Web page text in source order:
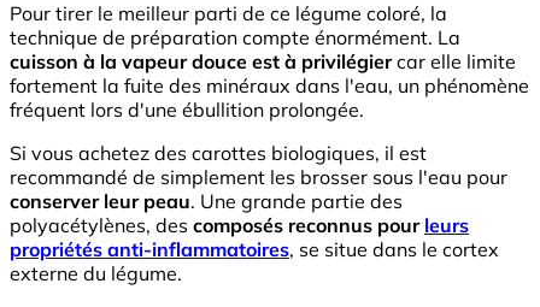
Pour tirer le meilleur parti de ce légume coloré, la
technique de préparation compte énormément. La
cuisson à la vapeur douce est à privilégiercar elle limite
fortement la fuite des minéraux dans l'eau, un phénomène
fréquent lors d'une ébullition prolongée.
Si vous achetez des carottes biologiques, il est
recommandé de simplement les brosser sous l'eau pour
conserver leur peau. Une grande partie des
polyacétylènes, des composés reconnus pour leurs
propriétés anti-inflammatoires, se situe dans le cortex
externe du légume.